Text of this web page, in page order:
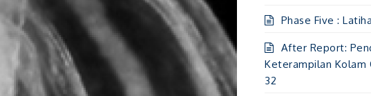
Phase Five :
After Report:
Keterampilan Kolam
32